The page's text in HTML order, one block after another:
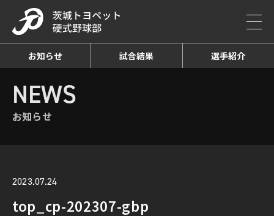
お知らせ 試合結果 選手紹介
HOME お知らせ詳細
NEWS
お知らせ
2023.07.24
top_cp-202307-gbp